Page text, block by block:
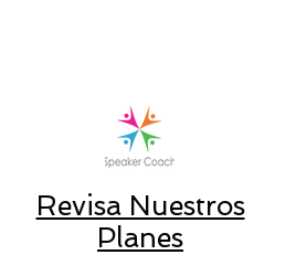
Revisa Nuestros
Planes